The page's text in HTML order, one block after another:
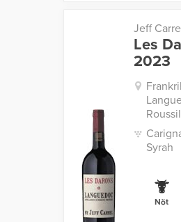
Jeff
Les
2023
Syrah
Nöt